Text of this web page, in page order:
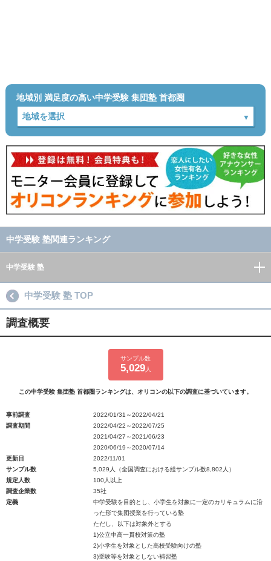
地域別 満足度の高い中学受験 集団塾 首都圏
中学受験 塾関連ランキング
中学受験 塾
中学受験 塾 TOP
調査概要
サンプル数
5,029人
この中学受験 集団塾 首都圏ランキングは、オリコンの以下の調査に基づいています。
事前調査
2022/01/31～2022/04/21
調査期間
2022/04/22～2022/07/25
2021/04/27～2021/06/23
2020/06/19～2020/07/14
更新日
2022/11/01
サンプル数
5,029人（全国調査における総サンプル数8,802人）
規定人数
100人以上
調査企業数
35社
定義
中学受験を目的とし、小学生を対象に一定のカリキュラムに沿
った形で集団授業を行っている塾
ただし、以下は対象外とする
1)公立中高一貫校対策の塾
2)小学生を対象とした高校受験向けの塾
3)受験等を対象としない補習塾